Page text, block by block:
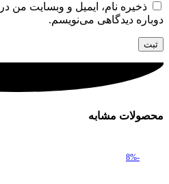
ذخیره نام، ایمیل و وبسایت من
دوباره دیدگاهی می‌نویسم.
محصولات مشابه
-8%